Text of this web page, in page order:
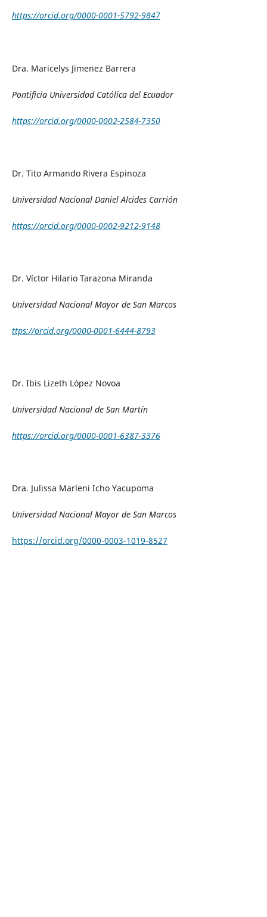
https://orcid.org/0000-0001-5792-9847
Dra. Maricelys Jimenez Barrera
Pontificia Universidad Católica del Ecuador
https://orcid.org/0000-0002-2584-7350
Dr. Tito Armando Rivera Espinoza
Universidad Nacional Daniel Alcides Carrión
https://orcid.org/0000-0002-9212-9148
Dr. Víctor Hilario Tarazona Miranda
Universidad Nacional Mayor de San Marcos
ttps://orcid.org/0000-0001-6444-8793
Dr. Ibis Lizeth López Novoa
Universidad Nacional de San Martín
https://orcid.org/0000-0001-6387-3376
Dra. Julissa Marleni Icho Yacupoma
Universidad Nacional Mayor de San Marcos
https://orcid.org/0000-0003-1019-8527